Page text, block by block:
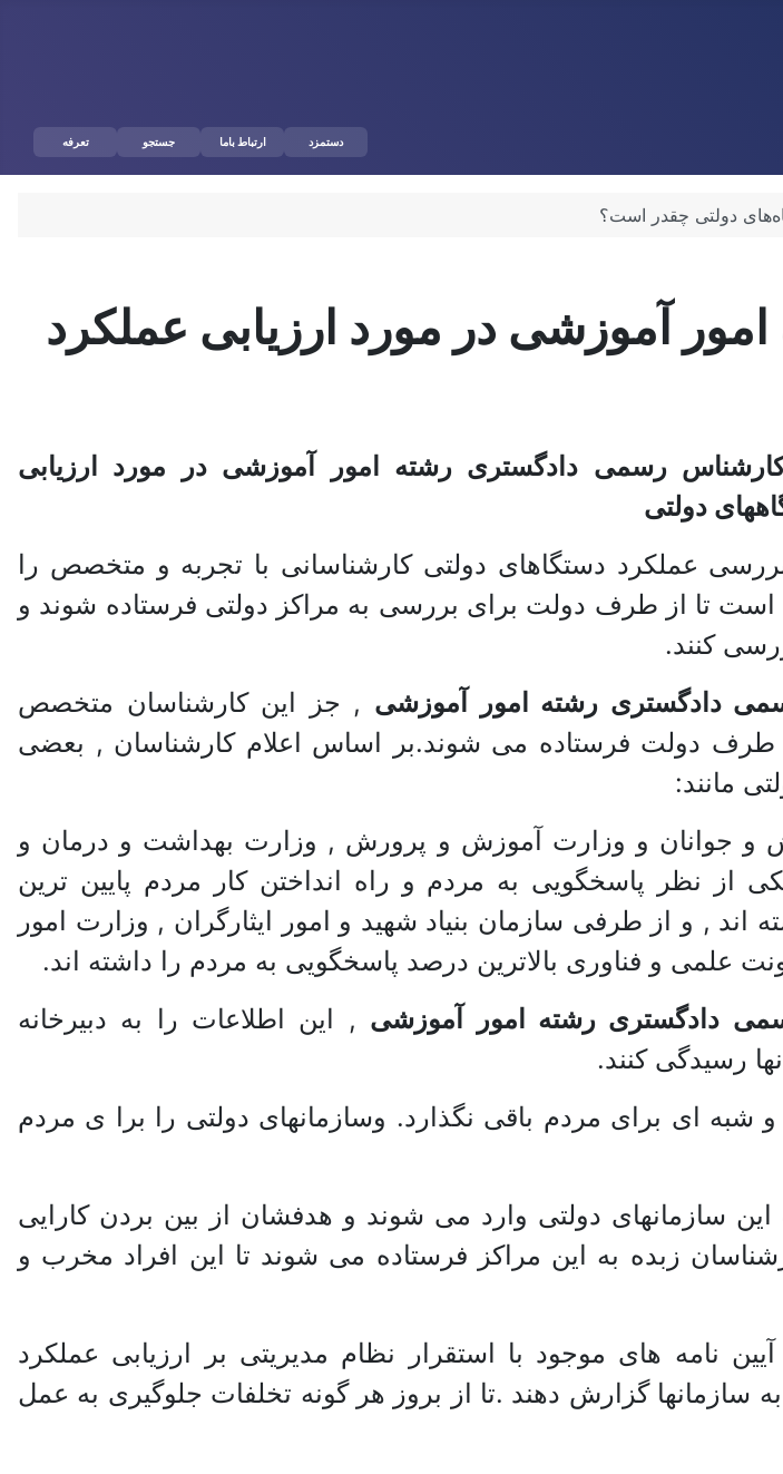
دستمزد ارتباط باما جستجو تعرفه
دولتی چقدر است؟
آموزشی در مورد ارزیابی عملکرد
رسمی دادگستری رشته امور آموزشی در مورد ارزیابی
دولتی
عملکرد دستگاهای دولتی کارشناسانی با تجربه و متخصص را
تا از طرف دولت برای بررسی به مراکز دولتی فرستاده شوند و
کنند.
دادگستری رشته امور آموزشی , جز این کارشناسان متخصص
طرف دولت فرستاده می شوند.بر اساس اعلام کارشناسان , بعضی
مانند:
و جوانان و وزارت آموزش و پرورش , وزارت بهداشت و درمان و
از نظر پاسخگویی به مردم و راه انداختن کار مردم پایین ترین
اند , و از طرفی سازمان بنیاد شهید و امور ایثارگران , وزارت امور
علمی و فناوری بالاترین درصد پاسخگویی به مردم را داشته اند.
دادگستری رشته امور آموزشی , این اطلاعات را به دبیرخانه
رسیدگی کنند.
شبه ای برای مردم باقی نگذارد. وسازمانهای دولتی را برا ی مردم
سازمانهای دولتی وارد می شوند و هدفشان از بین بردن کارایی
زبده به این مراکز فرستاده می شوند تا این افراد مخرب و
آیین نامه های موجود با استقرار نظام مدیریتی بر ارزیابی عملکرد
سازمانها گزارش دهند .تا از بروز هر گونه تخلفات جلوگیری به عمل